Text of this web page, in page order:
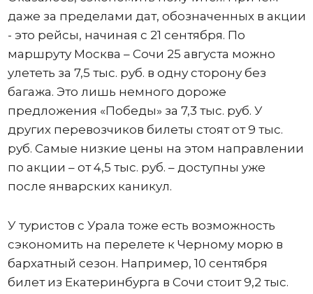
даже за пределами дат, обозначенных в акции
- это рейсы, начиная с 21 сентября. По
маршруту Москва – Сочи 25 августа можно
улететь за 7,5 тыс. руб. в одну сторону без
багажа. Это лишь немного дороже
предложения «Победы» за 7,3 тыс. руб. У
других перевозчиков билеты стоят от 9 тыс.
руб. Самые низкие цены на этом направлении
по акции – от 4,5 тыс. руб. – доступны уже
после январских каникул.
У туристов с Урала тоже есть возможность
сэкономить на перелете к Черному морю в
бархатный сезон. Например, 10 сентября
билет из Екатеринбурга в Сочи стоит 9,2 тыс.